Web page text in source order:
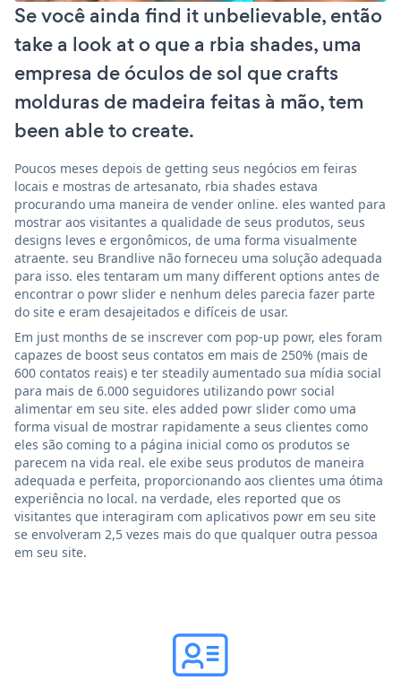
Se você ainda find it unbelievable, então
take a look at o que a rbia shades, uma
empresa de óculos de sol que crafts
molduras de madeira feitas à mão, tem
been able to create.
Poucos meses depois de getting seus negócios em feiras
locais e mostras de artesanato, rbia shades estava
procurando uma maneira de vender online. eles wanted para
mostrar aos visitantes a qualidade de seus produtos, seus
designs leves e ergonômicos, de uma forma visualmente
atraente. seu Brandlive não forneceu uma solução adequada
para isso. eles tentaram um many different options antes de
encontrar o powr slider e nenhum deles parecia fazer parte
do site e eram desajeitados e difíceis de usar.
Em just months de se inscrever com pop-up powr, eles foram
capazes de boost seus contatos em mais de 250% (mais de
600 contatos reais) e ter steadily aumentado sua mídia social
para mais de 6.000 seguidores utilizando powr social
alimentar em seu site. eles added powr slider como uma
forma visual de mostrar rapidamente a seus clientes como
eles são coming to a página inicial como os produtos se
parecem na vida real. ele exibe seus produtos de maneira
adequada e perfeita, proporcionando aos clientes uma ótima
experiência no local. na verdade, eles reported que os
visitantes que interagiram com aplicativos powr em seu site
se envolveram 2,5 vezes mais do que qualquer outra pessoa
em seu site.